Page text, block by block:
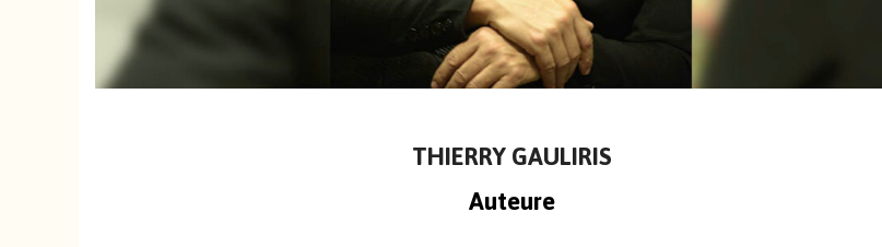
THIERRY GAULIRIS
Auteure